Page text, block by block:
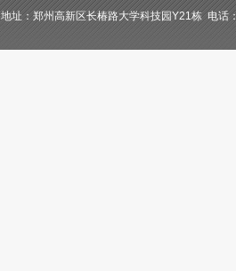
地址：郑州高新区长椿路大学科技园Y21栋 电